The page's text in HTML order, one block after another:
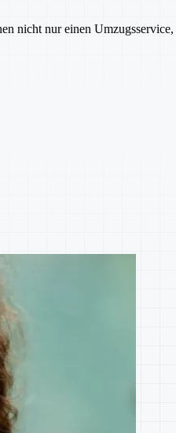
nicht nur einen